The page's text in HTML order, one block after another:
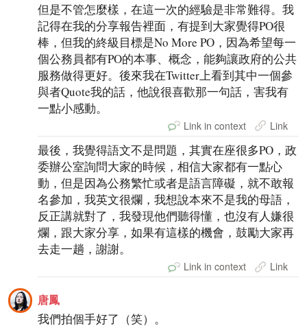
但是不管怎麼樣，在這一次的經驗是非常難得。我
記得在我的分享報告裡面，有提到大家覺得PO很
棒，但我的終級目標是No More PO，因為希望每一
個公務員都有PO的本事、概念，能夠讓政府的公共
服務做得更好。後來我在Twitter上看到其中一個參
與者Quote我的話，他說很喜歡那一句話，害我有
一點小感動。
Link in context Link
最後，我覺得語文不是問題，其實在座很多PO，政
委辦公室詢問大家的時候，相信大家都有一點心
動，但是因為公務繁忙或者是語言障礙，就不敢報
名參加，我英文很爛，我想說本來不是我的母語，
反正講就對了，我發現他們聽得懂，也沒有人嫌很
爛，跟大家分享，如果有這樣的機會，鼓勵大家再
去走一趟，謝謝。
Link in context Link
唐鳳
我們拍個手好了（笑）。